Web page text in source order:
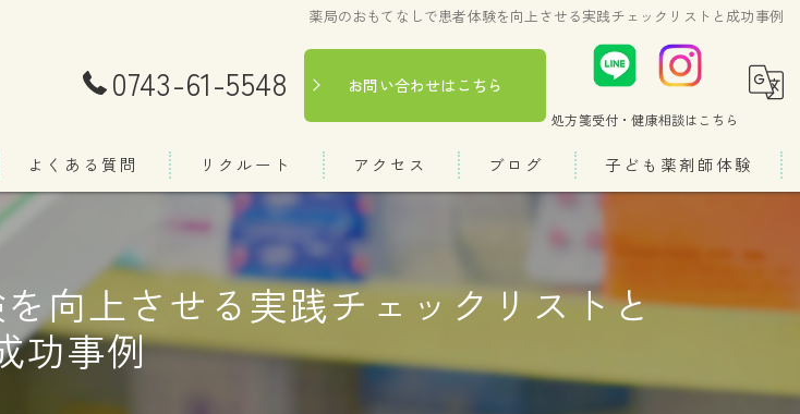
薬局のおもてなしで患者体験を向上させる実践チェックリストと成功事例
0743-61-5548 お問い合わせはこちら
処方箋受付・健康相談はこちら
よくある質問 リクルート アクセス ブログ 子ども薬剤師体験
向上させる実践チェックリストと
功事例